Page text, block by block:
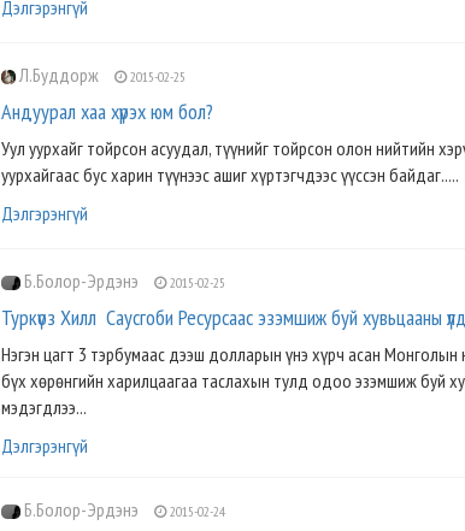
Дэлгэрэнгүй
Л.Буддорж 2015-02-25
Андуурал хаа хүрэх юм бол?
Уул уурхайг тойрсон асуудал, түүнийг тойрсон олон нийтийн
уурхайгаас бус харин түүнээс ашиг хүртэгчдээс үүссэн байдаг.....
Дэлгэрэнгүй
Б.Болор-Эрдэнэ 2015-02-25
Туркүоз Хилл Саусгоби Ресурсаас эзэмшиж буй хувьцааны
Нэгэн цагт 3 тэрбумаас дээш долларын үнэ хүрч асан Монголын
бүх хөрөнгийн харилцаагаа таслахын тулд одоо эзэмшиж буй
мэдэгдлээ...
Дэлгэрэнгүй
Б.Болор-Эрдэнэ 2015-02-24